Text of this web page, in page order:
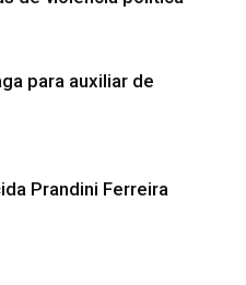
para auxiliar de
Prandini Ferreira